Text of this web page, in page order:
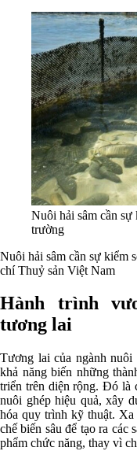
Nuôi hải sâm cần sự
trường
Nuôi hải sâm cần sự kiểm
chí Thuỷ sản Việt Nam
Hành trình
tương lai
Tương lai của ngành
khả năng biến những
triển trên diện rộng. Đó là
nuôi ghép hiệu quả, xây
hóa quy trình kỹ thuật.
chế biến sâu để tạo ra các
phẩm chức năng, thay vì